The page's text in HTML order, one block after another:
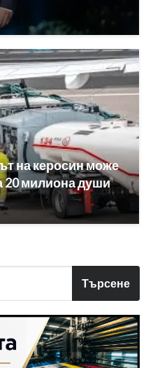
на керосин може
20 милиона души
Търсене